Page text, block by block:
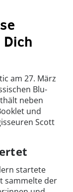
am 27. März
Blu-
neben
und
Scott
startete
sammelte der